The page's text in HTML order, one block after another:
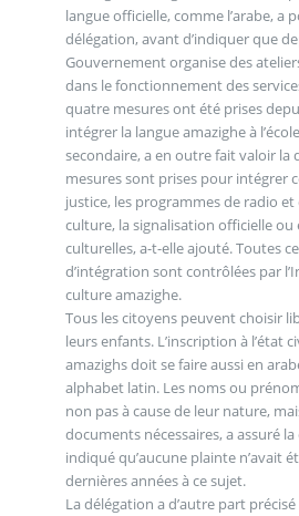
langue officielle, comme l’arabe, a
délégation, avant d’indiquer que
Gouvernement organise des
dans le fonctionnement des
quatre mesures ont été prises
intégrer la langue amazighe à
secondaire, a en outre fait valoir la
mesures sont prises pour intégrer
justice, les programmes de radio et
culture, la signalisation officielle ou
culturelles, a-t-elle ajouté. Toutes
d’intégration sont contrôlées par
culture amazighe.
Tous les citoyens peuvent choisir
leurs enfants. L’inscription à l’état
amazighs doit se faire aussi en
alphabet latin. Les noms ou
non pas à cause de leur nature,
documents nécessaires, a assuré
indiqué qu’aucune plainte n’avait
dernières années à ce sujet.
La délégation a d’autre part